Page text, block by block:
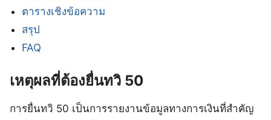
ตารางเชิงข้อความ
สรุป
FAQ
เหตุผลที่ต้องยื่นทวิ 50
การยื่นทวิ 50 เป็นการรายงานข้อมูลทางการเงินที่สำคัญ